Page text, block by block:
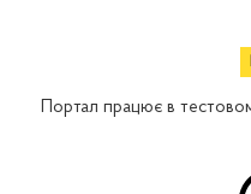
Портал працює в